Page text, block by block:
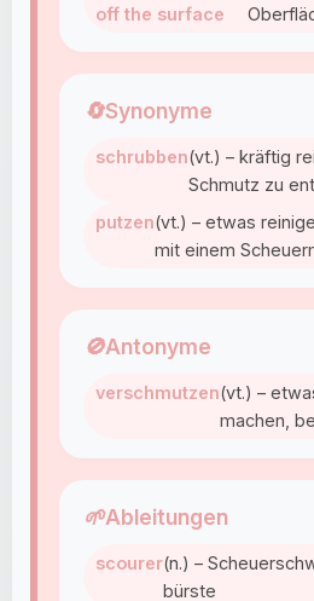
off the surface
🔄Synonyme
schrubben(vt.) – kräftig
Schmutz zu
putzen(vt.) – etwas
mit einem
🚫Antonyme
verschmutzen(vt.) –
machen,
🌱Ableitungen
scourer(n.) –
bürste